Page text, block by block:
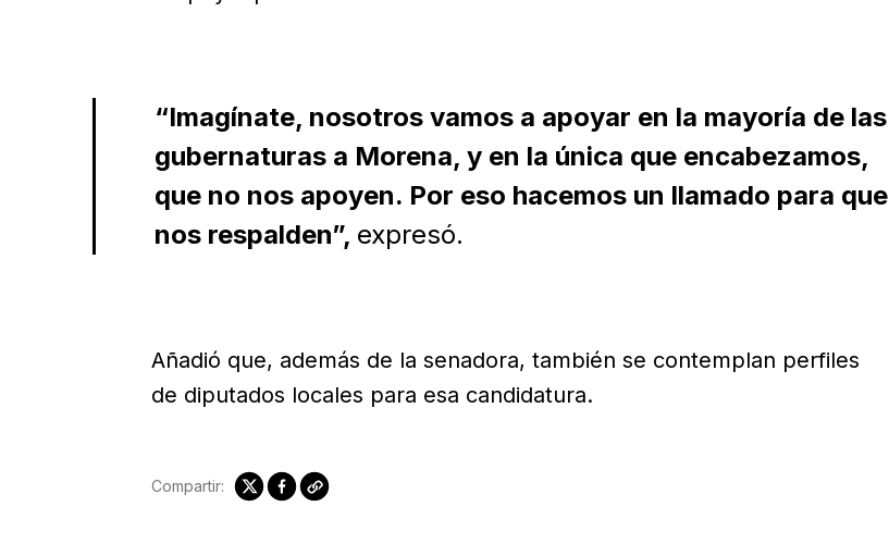
“Imagínate, nosotros vamos a apoyar en la mayoría de las
gubernaturas a Morena, y en la única que encabezamos,
que no nos apoyen. Por eso hacemos un llamado para que
nos respalden”, expresó.
Añadió que, además de la senadora, también se contemplan perfiles
de diputados locales para esa candidatura.
Compartir: